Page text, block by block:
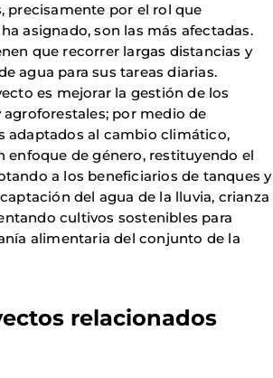
precisamente por el rol que
asignado, son las más afectadas.
que recorrer largas distancias y
agua para sus tareas diarias.
es mejorar la gestión de los
por medio de
adaptados al cambio climático,
enfoque de género, restituyendo el
a los beneficiarios de tanques y
del agua de la lluvia, crianza
cultivos sostenibles para
alimentaria del conjunto de la
relacionados